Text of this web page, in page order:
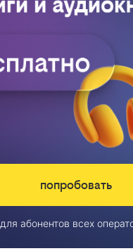
попробовать
для абонентов всех